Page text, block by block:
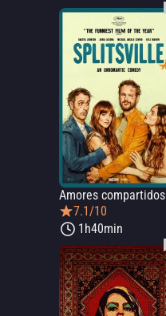
Amores compartidos
7.1/10
1h40min